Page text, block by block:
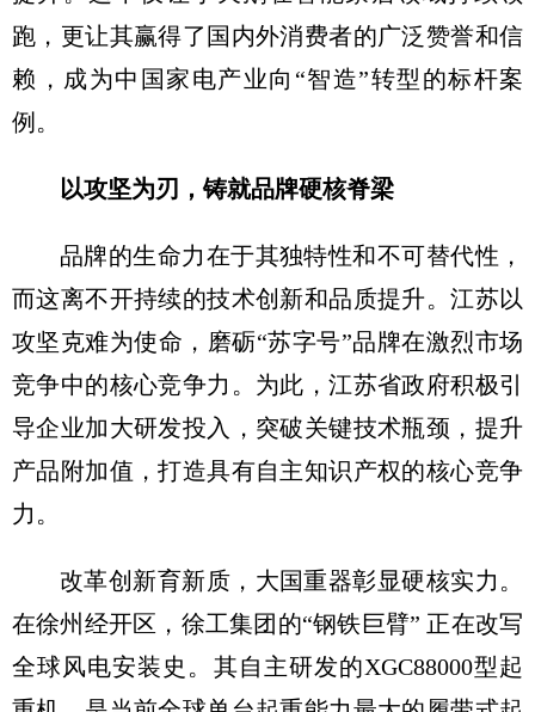
跑，更让其赢得了国内外消费者的广泛赞誉和信
赖，成为中国家电产业向“智造”转型的标杆案
例。
以攻坚为刃，铸就品牌硬核脊梁
品牌的生命力在于其独特性和不可替代性，
而这离不开持续的技术创新和品质提升。江苏以
攻坚克难为使命，磨砺“苏字号”品牌在激烈市场
竞争中的核心竞争力。为此，江苏省政府积极引
导企业加大研发投入，突破关键技术瓶颈，提升
产品附加值，打造具有自主知识产权的核心竞争
力。
改革创新育新质，大国重器彰显硬核实力。
在徐州经开区，徐工集团的“钢铁巨臂” 正在改写
全球风电安装史。其自主研发的XGC88000型起